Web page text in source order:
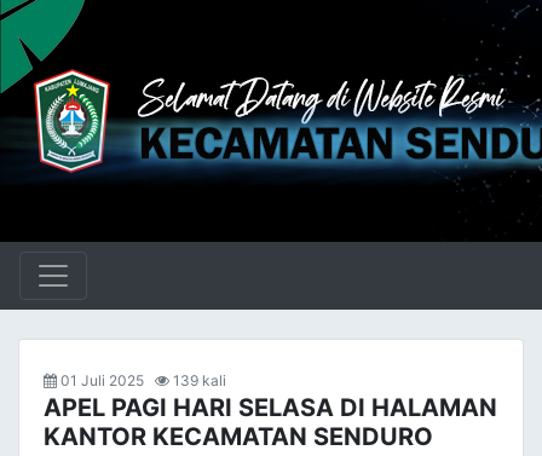
01 Juli 2025 139 kali
APEL PAGI HARI SELASA DI HALAMAN
KANTOR KECAMATAN SENDURO